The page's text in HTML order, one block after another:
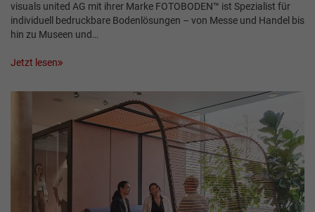
visuals united AG mit ihrer Marke FOTOBODEN™ ist Spezialist für
individuell bedruckbare Bodenlösungen – von Messe und Handel bis
hin zu Museen und…
Jetzt lesen